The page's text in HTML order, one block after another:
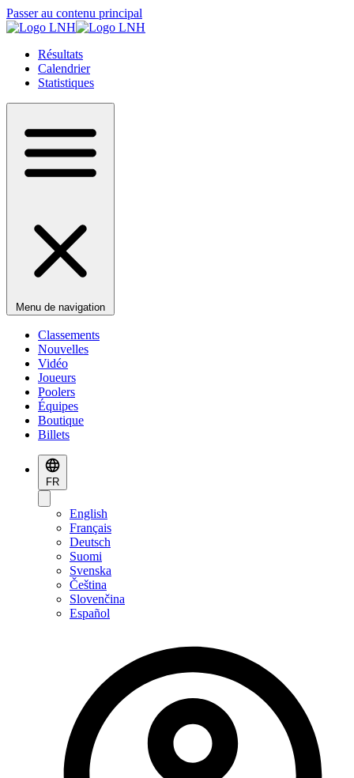
Passer au contenu principal
Résultats
Calendrier
Statistiques
Menu de navigation
Classements
Nouvelles
Vidéo
Joueurs
Poolers
Équipes
Boutique
Billets
FR
English
Français
Deutsch
Suomi
Svenska
Čeština
Slovenčina
Español